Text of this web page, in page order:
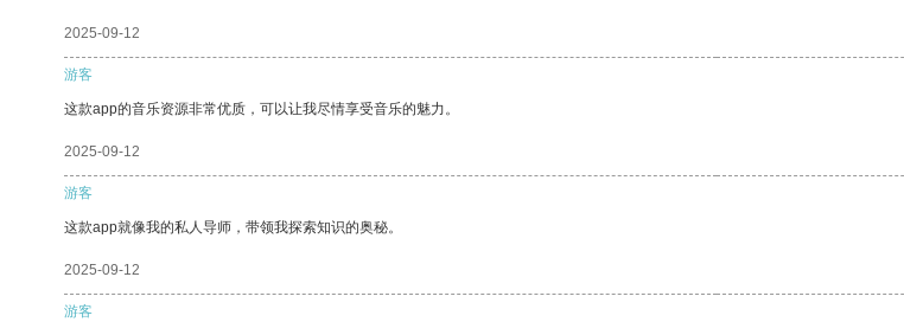
2025-09-12
游客
这款app的音乐资源非常优质，可以让我尽情享受音乐的魅力。
2025-09-12
游客
这款app就像我的私人导师，带领我探索知识的奥秘。
2025-09-12
游客